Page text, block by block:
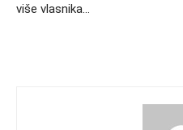
više vlasnika…